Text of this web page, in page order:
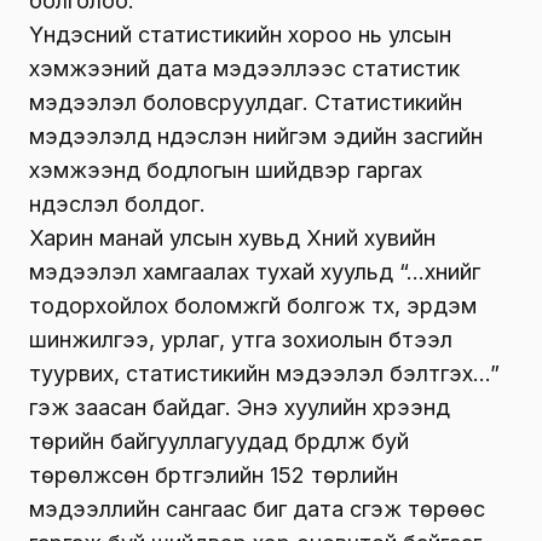
Үндэсний статистикийн хороо нь улсын
хэмжээний дата мэдээллээс статистик
мэдээлэл боловсруулдаг. Статистикийн
мэдээлэлд үндэслэн нийгэм эдийн засгийн
хэмжээнд бодлогын шийдвэр гаргах
үндэслэл болдог.
Харин манай улсын хувьд Хүний хувийн
мэдээлэл хамгаалах тухай хуульд “…хүнийг
тодорхойлох боломжгүй болгож түүх, эрдэм
шинжилгээ, урлаг, утга зохиолын бүтээл
туурвих, статистикийн мэдээлэл бэлтгэх…”
гэж заасан байдаг. Энэ хуулийн хүрээнд
төрийн байгууллагуудад бүрдүүлж буй
төрөлжсөн бүртгэлийн 152 төрлийн
мэдээллийн сангаас биг дата үүсгэж төрөөс